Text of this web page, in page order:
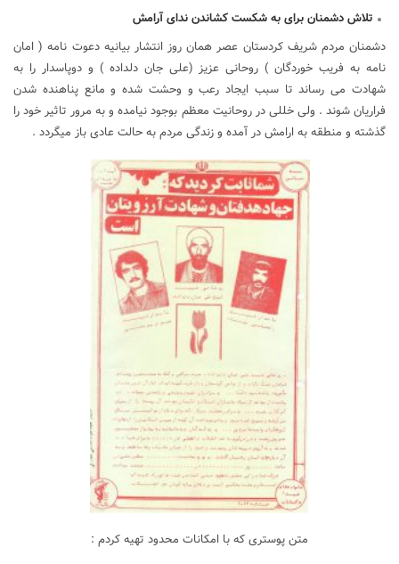
تلاش دشمنان برای به شکست کشاندن ندای آرامش
دشمنان مردم شریف کردستان عصر همان روز انتشار بیانیه دعوت نامه ( امان
نامه به فریب خوردگان ) روحانی عزیز (علی جان دلداده ) و دوپاسدار را به
شهادت می رساند تا سبب ایجاد رعب و وحشت شده و مانع پناهنده شدن
فراریان شوند . ولی خللی در روحانیت معظم بوجود نیامده و به مرور تاثیر خود را
گذشته و منطقه به ارامش در آمده و زندگی مردم به حالت عادی باز میگردد .
متن پوستری که با امکانات محدود تهیه کردم :